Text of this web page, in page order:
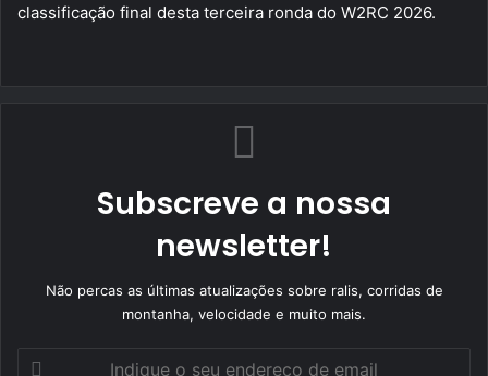
classificação final desta terceira ronda do W2RC 2026.
Subscreve a nossa
newsletter!
Não percas as últimas atualizações sobre ralis, corridas de
montanha, velocidade e muito mais.